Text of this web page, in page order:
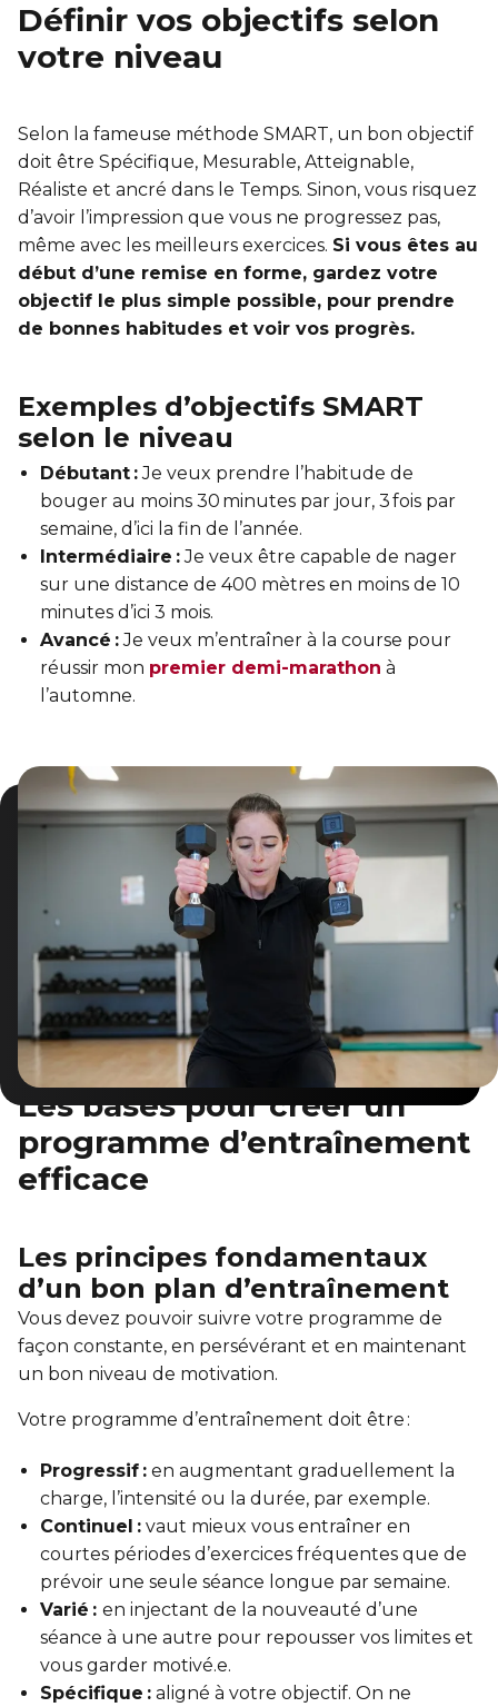
Entraînement privé
Activités et sports au gymnase
Tennis Victoria (Québec)
ACTIVITÉS AQUATIQUES
Piscine
Cours de natation pour enfants
Cours d'aquaforme
Longueurs et bain libres
Sauvetage
FORFAITS FAMILLE, ÉCOLE ET ENTREPRISE
Hébergement et location d'équipements
Transition primaire-secondaire
Leadership environnemental C-Vert
Café coop
Coop d'initiation à l'entrepreneuriat collectif
Voir tout
Cours de natation pour enfants
Sports pour enfants
ÉCHANGES CULTURELS
Zone accueil et découverte (ZAD)
ZONES JEUNESSE
En sortant de détention
Voir tout
Résidence YMCA Tupper
Résidence YMCA Port-Royal
Définir vos objectifs selon
votre niveau
Selon la fameuse méthode SMART, un bon objectif
doit être Spécifique, Mesurable, Atteignable,
Réaliste et ancré dans le Temps. Sinon, vous risquez
d’avoir l’impression que vous ne progressez pas,
même avec les meilleurs exercices. Si vous êtes au
début d’une remise en forme, gardez votre
objectif le plus simple possible, pour prendre
de bonnes habitudes et voir vos progrès.
Exemples d’objectifs SMART
selon le niveau
Débutant :Je veux prendre l’habitude de
bouger au moins 30 minutes par jour, 3 fois par
semaine, d’ici la fin de l’année.
Intermédiaire :Je veux être capable de nager
sur une distance de 400 mètres en moins de 10
minutes d’ici 3 mois.
Avancé :Je veux m’entraîner à la course pour
réussir mon premier demi-marathon à
l’automne.
Les bases pour créer un
programme d’entraînement
efficace
Les principes fondamentaux
d’un bon plan d’entraînement
Vous devez pouvoir suivre votre programme de
façon constante, en persévérant et en maintenant
un bon niveau de motivation.
Votre programme d’entraînement doit être :
Progressif : en augmentant graduellement la
charge, l’intensité ou la durée, par exemple.
Continuel : vaut mieux vous entraîner en
courtes périodes d’exercices fréquentes que de
prévoir une seule séance longue par semaine.
Varié : en injectant de la nouveauté d’une
séance à une autre pour repousser vos limites et
vous garder motivé.e.
Spécifique : aligné à votre objectif. On ne